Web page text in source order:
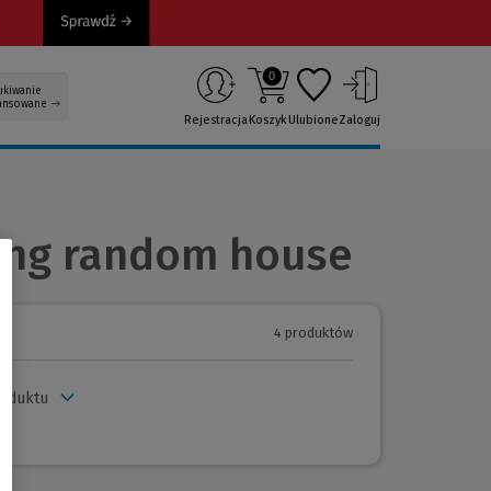
Rejestracja
0
KoszykUlubioneZaloguj
random house
4 produktów